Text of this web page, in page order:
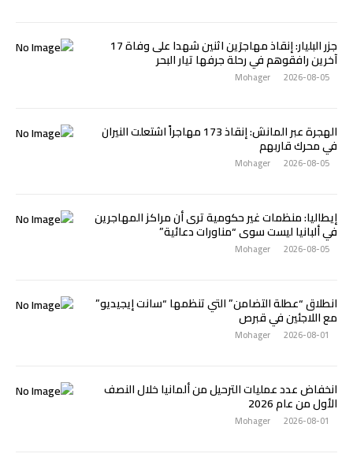
جزر البليار: إنقاذ مهاجرَين اثنين شهدا على وفاة 17
آخرين رافقوهم في رحلة جرفها تيار البحر
2026-08-05
Mohager
الهجرة عبر المانش: إنقاذ 173 مهاجراً اشتعلت النيران
في محرك قاربهم
2026-08-05
Mohager
إيطاليا: منظمات غير حكومية ترى أن مراكز المهاجرين
في ألبانيا ليست سوى “مناورات دعائية”
2026-08-05
Mohager
انطلاق “عطلة التضامن” التي تنظمها “سانت إيجيديو”
مع اللاجئين في قبرص
2026-08-01
Mohager
انخفاض عدد عمليات الترحيل من ألمانيا خلال النصف
الأول من عام 2026
2026-08-01
Mohager